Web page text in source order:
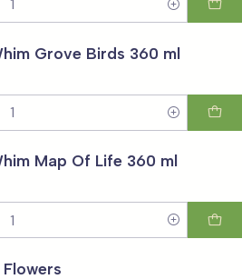
Grove Birds 360 ml
Map Of Life 360 ml